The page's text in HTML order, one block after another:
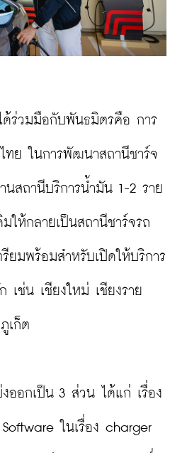
ร่วมมือกับพันธมิตรคือ การ
ทย ในการพัฒนาสถานีชาร์จ
นสถานีบริการน้ำมัน 1-2 ราย
ให้กลายเป็นสถานีชาร์จรถ
ยมพร้อมสำหรับเปิดให้บริการ
เช่น เชียงใหม่ เชียงราย
เก็ต
ออกเป็น 3 ส่วน ได้แก่ เรื่อง
ในเรื่อง charger